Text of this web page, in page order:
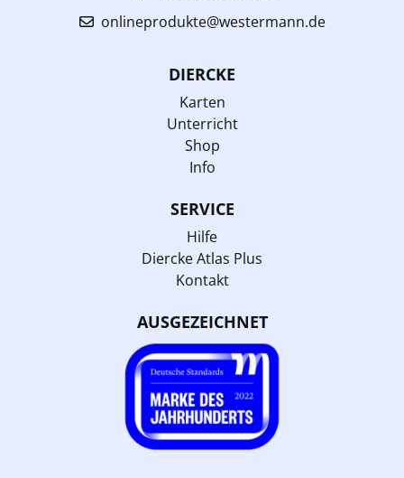
onlineprodukte@westermann.de
DIERCKE
Karten
Unterricht
Shop
Info
SERVICE
Hilfe
Diercke Atlas Plus
Kontakt
AUSGEZEICHNET